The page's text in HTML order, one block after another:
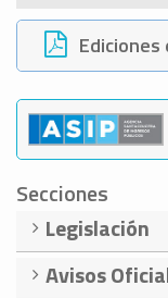
Ediciones
Secciones
Legislación
Avisos